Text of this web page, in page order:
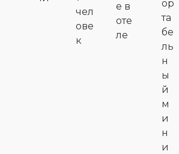
чел
ове
к
е в
оте
ле
ор
та
бе
ль
н
ы
й
м
и
н
и